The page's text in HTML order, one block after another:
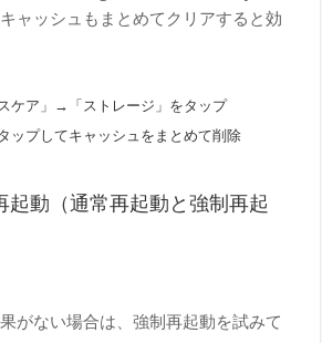
ャッシュもまとめてクリアすると効
ケア」→「ストレージ」をタップ
ップしてキャッシュをまとめて削除
起動（通常再起動と強制再起
がない場合は、強制再起動を試みて